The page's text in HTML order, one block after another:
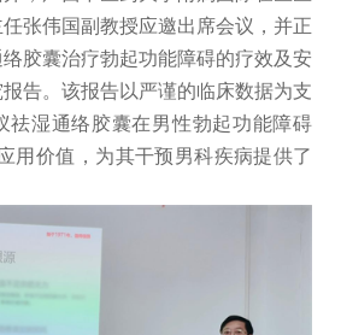
张伟国副教授应邀出席会议，并正
胶囊治疗勃起功能障碍的疗效及安
告。该报告以严谨的临床数据为支
祛湿通络胶囊在男性勃起功能障碍
用价值，为其干预男科疾病提供了